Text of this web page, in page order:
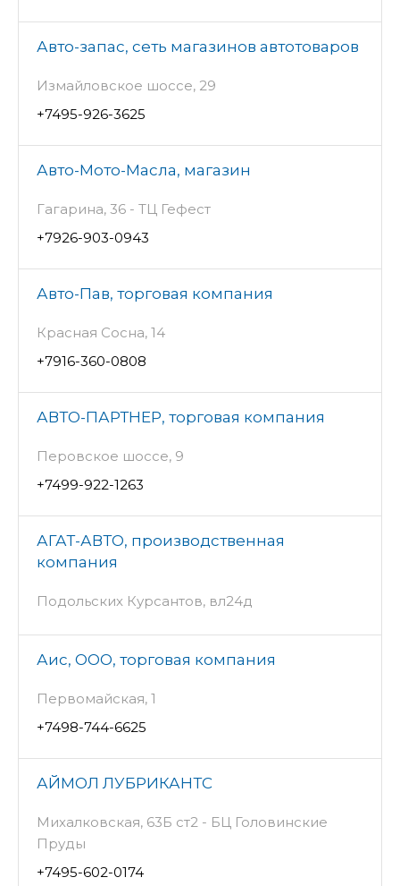
Авто-запас, сеть магазинов автотоваров
Измайловское шоссе, 29
+7495-926-3625
Авто-Мото-Масла, магазин
Гагарина, 36 - ТЦ Гефест
+7926-903-0943
Авто-Пав, торговая компания
Красная Сосна, 14
+7916-360-0808
АВТО-ПАРТНЕР, торговая компания
Перовское шоссе, 9
+7499-922-1263
АГАТ-АВТО, производственная
компания
Подольских Курсантов, вл24д
Аис, ООО, торговая компания
Первомайская, 1
+7498-744-6625
АЙМОЛ ЛУБРИКАНТС
Михалковская, 63Б ст2 - БЦ Головинские
Пруды
+7495-602-0174